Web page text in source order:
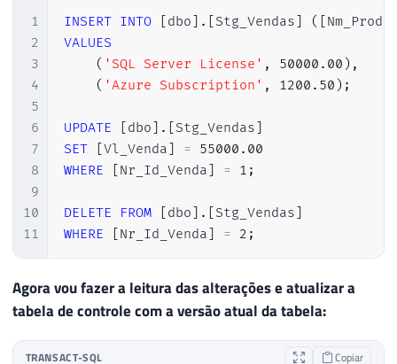
26
27
28
29
30
31
32
33
34
35
36
39
40
42
END
CREATE
TABLE [ dbo ].[Stg_Vendas
(
[Dt_Venda] DATETIME
[ Nm_Produto] VARCHAR
CONSTRAINT
[PK_Stg_Vendas] PRIMARY
);
1
2
3
4
5
6
7
8
9
10
11
INSERT INTO [dbo] . [Stg_Vendas] ( [
VALUES
( 'SQL Server License' , 50000.00 ) ,
( 'Azure Subscription' , 1200.50 ) ;
UPDATE [dbo] . [Stg_Vendas]
SET
[Vl_Venda] = 55000.00
WHERE
[Nr_Id_Venda] = 1 ;
DELETE FROM [dbo] . [Stg_Vendas]
WHERE
[Nr_Id_Venda] = 2 ;
Agora vou fazer a leitura das alterações e atualizar a
tabela de controle com a versão atual da tabela:
TRANSACT-SQL Copiar